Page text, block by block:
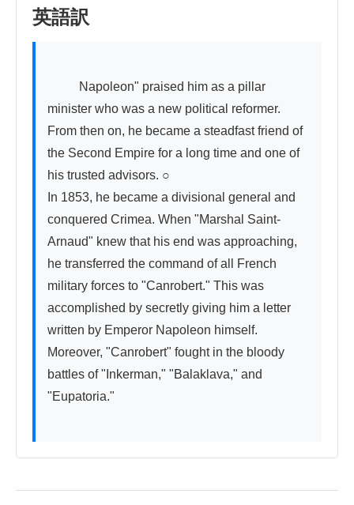
英語訳
minister who was a new political reformer.
From then on, he became a steadfast friend of
the Second Empire for a long time and one of
his trusted advisors. ○
In 1853, he became a divisional general and
conquered Crimea. When "Marshal Saint-
Arnaud" knew that his end was approaching,
he transferred the command of all French
military forces to "Canrobert." This was
accomplished by secretly giving him a letter
written by Emperor Napoleon himself.
Moreover, "Canrobert" fought in the bloody
battles of "Inkerman," "Balaklava," and
"Eupatoria."